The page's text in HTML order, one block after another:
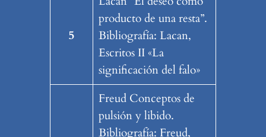
5
producto de una resta”.
Bibliografía: Lacan,
Escritos II «La
significación del falo»
Freud Conceptos de
pulsión y libido.
Bibliografía: Freud,